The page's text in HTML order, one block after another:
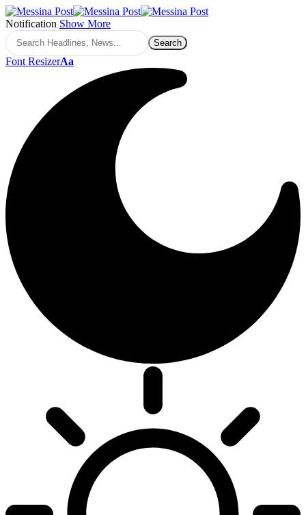
Notification Show More
Font ResizerAa